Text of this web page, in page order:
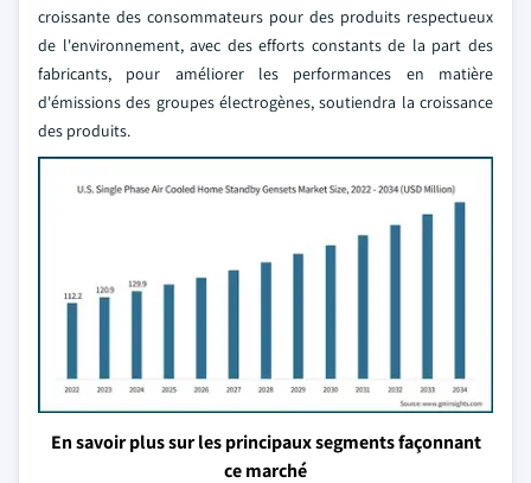
croissante des consommateurs pour des produits respectueux
de l'environnement, avec des efforts constants de la part des
fabricants, pour améliorer les performances en matière
d'émissions des groupes électrogènes, soutiendra la croissance
des produits.
En savoir plus sur les principaux segments façonnant
ce marché